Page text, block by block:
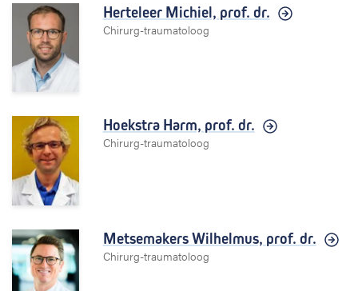
Herteleer Michiel, prof. dr.
Chirurg-traumatoloog
Hoekstra Harm, prof. dr.
Chirurg-traumatoloog
Metsemakers Wilhelmus, prof. dr.
Chirurg-traumatoloog